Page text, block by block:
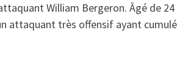
William Bergeron. Âgé de 24
attaquant très offensif ayant cumulé